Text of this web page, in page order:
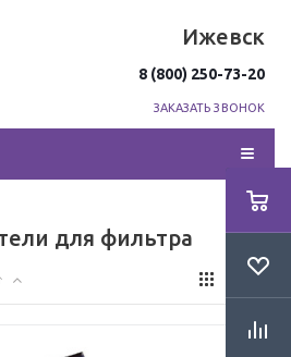
Ижевск
8 (800) 250-73-20
ЗАКАЗАТЬ ЗВОНОК
для фильтра